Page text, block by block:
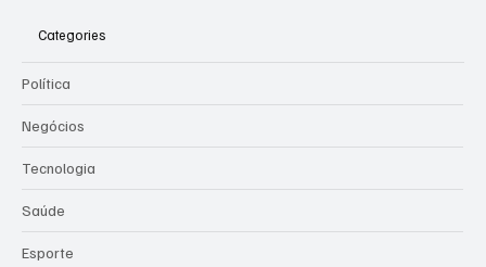
Categories
Política
Negócios
Tecnologia
Saúde
Esporte